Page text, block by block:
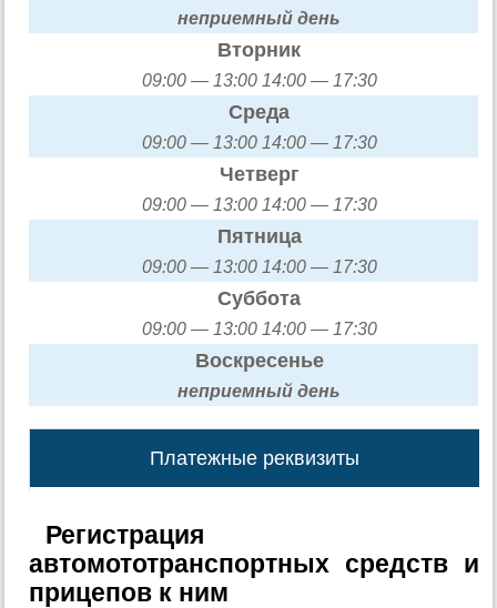
неприемный день
Вторник
09:00 — 13:00 14:00 — 17:30
Среда
09:00 — 13:00 14:00 — 17:30
Четверг
09:00 — 13:00 14:00 — 17:30
Пятница
09:00 — 13:00 14:00 — 17:30
Суббота
09:00 — 13:00 14:00 — 17:30
Воскресенье
неприемный день
Платежные реквизиты
Регистрация
автомототранспортных средств и
прицепов к ним